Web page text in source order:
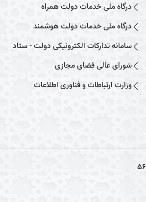
درگاه ملی خدمات دولت همراه
درگاه ملی خدمات دولت هوشمند
سامانه تدارکات الکترونیکی دولت - ستاد
شورای عالی فضای مجازی
وزارت ارتباطات و فناوری اطلاعات
56